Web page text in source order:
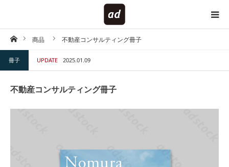
ホーム商品 不動産コンサルティング冊子
冊子 UPDATE 2025.01.09
不動産コンサルティング冊子
HOME
対象で探す
キーワードで探す